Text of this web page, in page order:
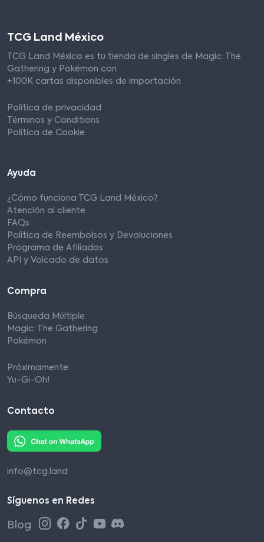
TCG Land México
TCG Land México es tu tienda de singles de Magic: The
Gathering y Pokémon con
+100K cartas disponibles de importación
Política de privacidad
Términos y Conditions
Política de Cookie
Ayuda
¿Cómo funciona TCG Land México?
Atención al cliente
FAQs
Política de Reembolsos y Devoluciones
Programa de Afiliados
API y Volcado de datos
Compra
Búsqueda Múltiple
Magic: The Gathering
Pokémon
Próximamente:
Yu-Gi-Oh!
Contacto
info@tcg.land
Síguenos en Redes
Blog